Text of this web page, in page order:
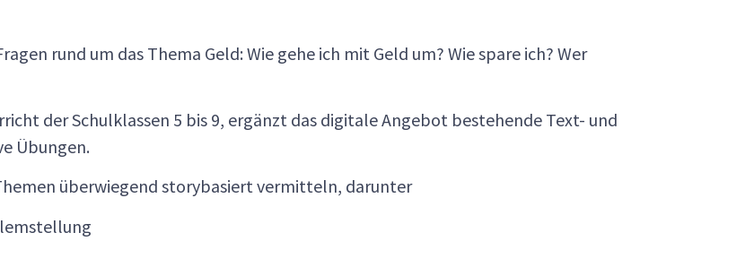
rund um das Thema Geld: Wie gehe ich mit Geld um? Wie spare ich? Wer
der Schulklassen 5 bis 9, ergänzt das digitale Angebot bestehende Text- und
Übungen.
überwiegend storybasiert vermitteln, darunter